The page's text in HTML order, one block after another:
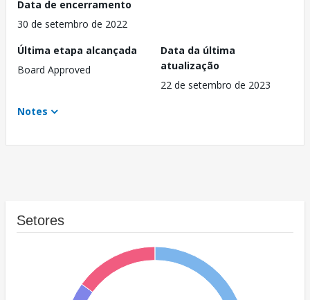
Data de encerramento
30 de setembro de 2022
Última etapa alcançada
Board Approved
Data da última
atualização
22 de setembro de 2023
Notes
Setores